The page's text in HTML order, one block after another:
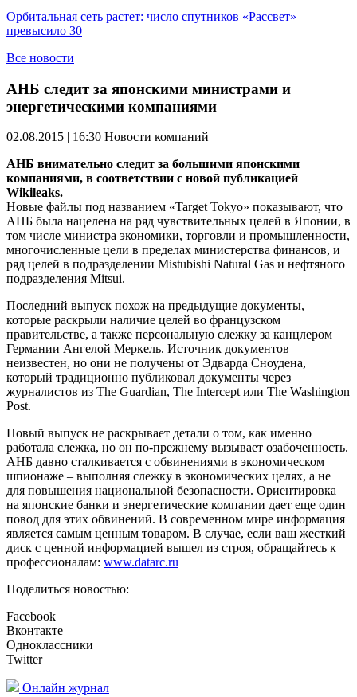
Орбитальная сеть растет: число спутников «Рассвет»
превысило 30
Все новости
АНБ следит за японскими министрами и
энергетическими компаниями
02.08.2015 | 16:30 Новости компаний
АНБ внимательно следит за большими японскими
компаниями, в соответствии с новой публикацией
Wikileaks.
Новые файлы под названием «Target Tokyo» показывают, что
АНБ была нацелена на ряд чувствительных целей в Японии, в
том числе министра экономики, торговли и промышленности,
многочисленные цели в пределах министерства финансов, и
ряд целей в подразделении Mistubishi Natural Gas и нефтяного
подразделения Mitsui.
Последний выпуск похож на предыдущие документы,
которые раскрыли наличие целей во французском
правительстве, а также персональную слежку за канцлером
Германии Ангелой Меркель. Источник документов
неизвестен, но они не получены от Эдварда Сноудена,
который традиционно публиковал документы через
журналистов из The Guardian, The Intercept или The Washington
Post.
Новый выпуск не раскрывает детали о том, как именно
работала слежка, но он по-прежнему вызывает озабоченность.
АНБ давно сталкивается с обвинениями в экономическом
шпионаже – выполняя слежку в экономических целях, а не
для повышения национальной безопасности. Ориентировка
на японские банки и энергетические компании дает еще один
повод для этих обвинений. В современном мире информация
является самым ценным товаром. В случае, если ваш жесткий
диск с ценной информацией вышел из строя, обращайтесь к
профессионалам: www.datarc.ru
Поделиться новостью:
Facebook
Вконтакте
Одноклассники
Twitter
Онлайн журнал